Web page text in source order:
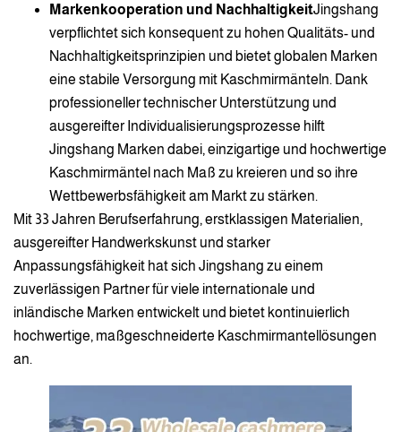
Markenkooperation und NachhaltigkeitJingshang
verpflichtet sich konsequent zu hohen Qualitäts- und
Nachhaltigkeitsprinzipien und bietet globalen Marken
eine stabile Versorgung mit Kaschmirmänteln. Dank
professioneller technischer Unterstützung und
ausgereifter Individualisierungsprozesse hilft
Jingshang Marken dabei, einzigartige und hochwertige
Kaschmirmäntel nach Maß zu kreieren und so ihre
Wettbewerbsfähigkeit am Markt zu stärken.
Mit 33 Jahren Berufserfahrung, erstklassigen Materialien,
ausgereifter Handwerkskunst und starker
Anpassungsfähigkeit hat sich Jingshang zu einem
zuverlässigen Partner für viele internationale und
inländische Marken entwickelt und bietet kontinuierlich
hochwertige, maßgeschneiderte Kaschmirmantellösungen
an.